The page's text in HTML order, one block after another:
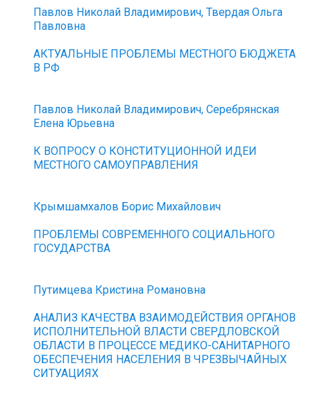
Павлов Николай Владимирович, Твердая Ольга
Павловна
АКТУАЛЬНЫЕ ПРОБЛЕМЫ МЕСТНОГО БЮДЖЕТА
В РФ
Павлов Николай Владимирович, Серебрянская
Елена Юрьевна
К ВОПРОСУ О КОНСТИТУЦИОННОЙ ИДЕИ
МЕСТНОГО САМОУПРАВЛЕНИЯ
Крымшамхалов Борис Михайлович
ПРОБЛЕМЫ СОВРЕМЕННОГО СОЦИАЛЬНОГО
ГОСУДАРСТВА
Путимцева Кристина Романовна
АНАЛИЗ КАЧЕСТВА ВЗАИМОДЕЙСТВИЯ ОРГАНОВ
ИСПОЛНИТЕЛЬНОЙ ВЛАСТИ СВЕРДЛОВСКОЙ
ОБЛАСТИ В ПРОЦЕССЕ МЕДИКО-САНИТАРНОГО
ОБЕСПЕЧЕНИЯ НАСЕЛЕНИЯ В ЧРЕЗВЫЧАЙНЫХ
СИТУАЦИЯХ